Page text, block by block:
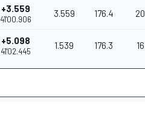
+3.559
41'00.906
3.559 176.4 20
+5.098
41'02.445
1.539 176.3 16